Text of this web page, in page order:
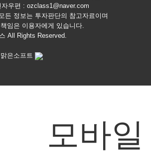
우편 : ozclass1@naver.com
든 정보는 투자판단의 참고자료이며
임은 이용자에게 있습니다.
All Rights Reserved.
은소프트
모바